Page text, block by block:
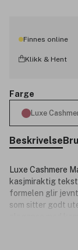
Finnes online
Klikk & Hent
Farge
Luxe
Beskrivelse
Luxe Cashmere
kasjmiraktig
formelen glir
som sitter godt
tint til en mer